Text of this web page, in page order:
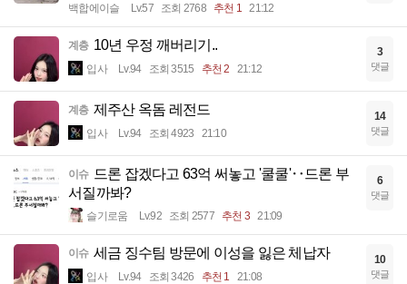
백합에이슬 Lv.57 조회 2768 추천 1 21:12
계층 10년 우정 깨버리기..
입사 Lv.94 조회 3515 추천 2 21:12
3
댓글
계층 제주산 옥돔 레전드
입사 Lv.94 조회 4923 21:10
14
댓글
이슈 드론 잡겠다고 63억 써놓고 '쿨쿨'‥드론 부
서질까봐?
슬기로움 Lv.92 조회 2577 추천 3 21:09
6
댓글
이슈 세금 징수팀 방문에 이성을 잃은 체납자
입사 Lv.94 조회 3426 추천 1 21:08
10
댓글